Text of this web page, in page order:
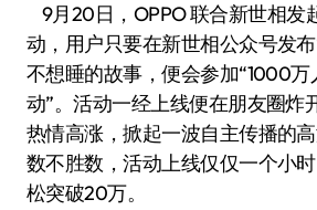
9月20日，OPPO 联合新世相发起夜的故事征集活
动，用户只要在新世相公众号发
不想睡的故事，便会参加“1000
动”。活动一经上线便在朋友圈炸
热情高涨，掀起一波自主传播的
数不胜数，活动上线仅仅一个小
松突破20万。